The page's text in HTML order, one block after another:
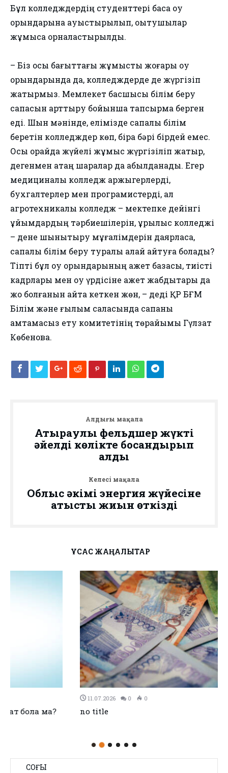
Бұл колледждердің студенттері басқа оқу
орындарына ауыстырылып, оқытушылар
жұмысқа орналастырылды.
– Біз осы бағыттағы жұмысты жоғары оқу
орындарында да, колледждерде де жүргізіп
жатырмыз. Мемлекет басшысы білім беру
сапасын арттыру бойынша тапсырма берген
еді. Шын мәнінде, елімізде сапалы білім
беретін колледждер көп, бірақ бәрі бірдей емес.
Осы орайда жүйелі жұмыс жүргізіліп жатыр,
дегенмен қатаң шаралар да қабылданады. Егер
медициналық колледж қаржыгерлерді,
бухгалтерлер мен програмистерді, ал
агротехникалық колледж – мектепке дейінгі
ұйымдардың тәрбиешілерін, құрылыс колледжі
– дене шынықтыру мұғалімдерін даярласа,
сапалы білім беру туралы қалай айтуға болады?
Тіпті бұл оқу орындарының қажет базасы, тиісті
кадрлары мен оқу үрдісіне қажет жабдықтары да
жоқ болғанын айта кеткен жөн, – деді ҚР БҒМ
Білім және ғылым саласында сапаны
қамтамасыз ету комитетінің төрайымы Гүлзат
Көбенова.
Алдыңғы мақала
Атыраулық фельдшер жүкті
әйелді көлікте босандырып
алды
Келесі мақала
Облыс әкімі энергия жүйесіне
қатысты жиын өткізді
ҰҚСАС ЖАҢАЛЫҚТАР
no title
СОҢҒЫ